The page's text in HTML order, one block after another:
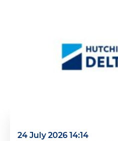
24 July 2026 14:14